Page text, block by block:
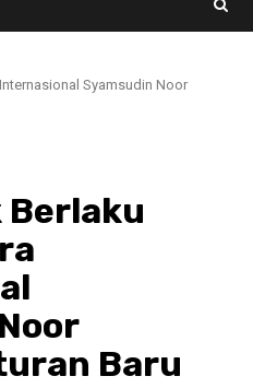
Syamsudin Noor
Berlaku
Baru